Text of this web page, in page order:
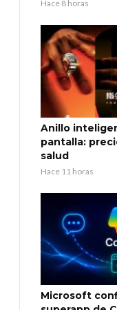
Hace 8 horas
Anillo
pantalla:
salud
Hace 11 horas
Microsoft